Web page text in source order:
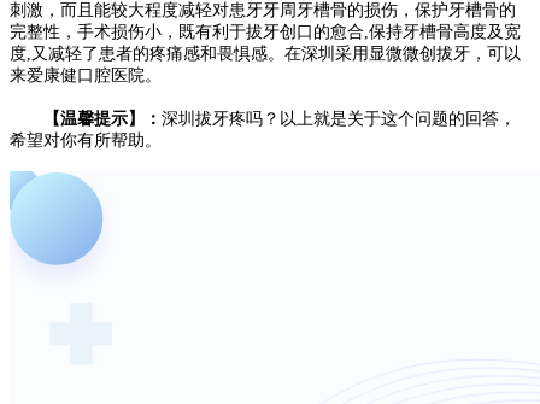
刺激，而且能较大程度减轻对患牙牙周牙槽骨的损伤，保护牙槽骨的
完整性，手术损伤小，既有利于拔牙创口的愈合,保持牙槽骨高度及宽
度,又减轻了患者的疼痛感和畏惧感。在深圳采用显微微创拔牙，可以
来爱康健口腔医院。
【温馨提示】： 深圳拔牙疼吗？以上就是关于这个问题的回答，
希望对你有所帮助。